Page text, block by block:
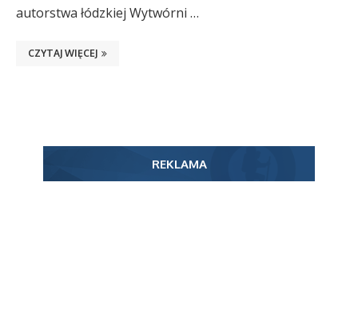
autorstwa łódzkiej Wytwórni …
CZYTAJ WIĘCEJ
REKLAMA